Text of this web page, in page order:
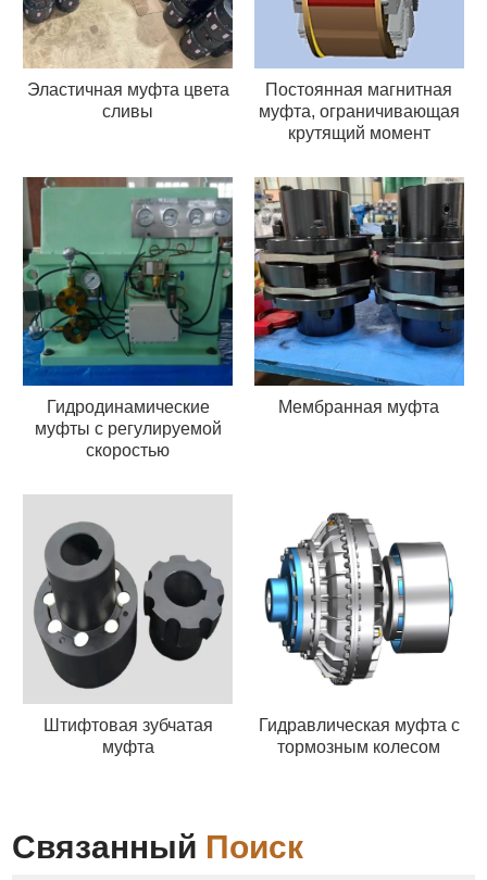
Эластичная муфта цвета
сливы
Постоянная магнитная
муфта, ограничивающая
крутящий момент
Гидродинамические
муфты с регулируемой
скоростью
Мембранная муфта
Штифтовая зубчатая
муфта
Гидравлическая муфта с
тормозным колесом
Связанный Поиск